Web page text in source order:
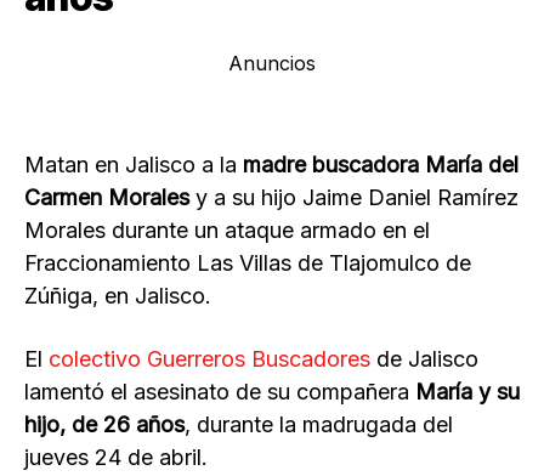
Anuncios
Matan en Jalisco a la madre buscadora María del
Carmen Moralesy a su hijo Jaime Daniel Ramírez
Morales durante un ataque armado en el
Fraccionamiento Las Villas de Tlajomulco de
Zúñiga, en Jalisco.
El colectivo Guerreros Buscadores de Jalisco
lamentó el asesinato de su compañera María y su
hijo, de 26 años, durante la madrugada del
jueves 24 de abril.